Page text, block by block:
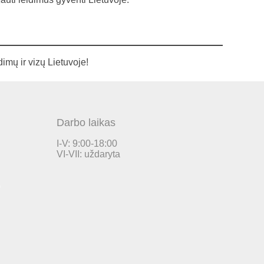
ir vizų Lietuvoje!
Darbo laikas
I-V: 9:00-18:00
VI-VII: uždaryta